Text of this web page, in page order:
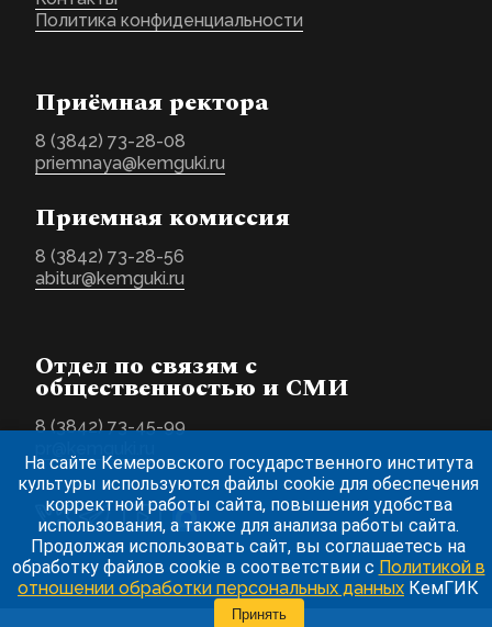
Политика конфиденциальности
Приёмная ректора
8 (3842) 73-28-08
priemnaya@kemguki.ru
Приемная комиссия
8 (3842) 73-28-56
abitur@kemguki.ru
Отдел по связям с
общественностью и СМИ
8 (3842) 73-45-99
На сайте Кемеровского государственного института
культуры используются файлы cookie для обеспечения
корректной работы сайта, повышения удобства
использования, а также для анализа работы сайта.
Продолжая использовать сайт, вы соглашаетесь на
обработку файлов cookie в соответствии с Политикой в
отношении обработки персональных данных КемГИК
Принять